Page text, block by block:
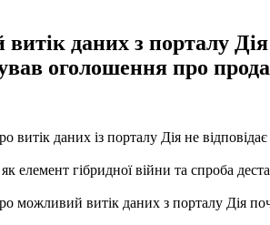
даних з порталу
оголошення про
даних із порталу Дія не відповідає
гібридної війни та спроба
можливий витік даних з порталу Дія